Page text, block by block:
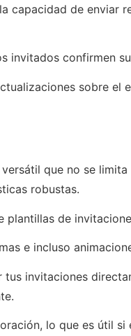
capacidad de enviar
invitados confirmen
sobre el
que no se
robustas.
plantillas de
e incluso
invitaciones
lo que es útil